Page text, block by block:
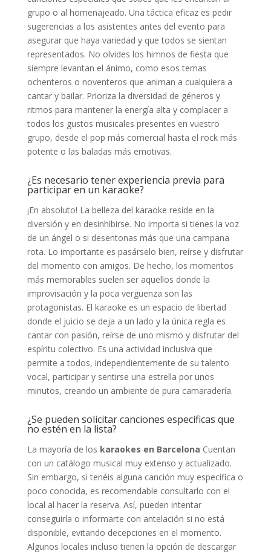
grupo o al homenajeado. Una táctica eficaz es pedir
sugerencias a los asistentes antes del evento para
asegurar que haya variedad y que todos se sientan
representados. No olvides los himnos de fiesta que
siempre levantan el ánimo, como esos temas
ochenteros o noventeros que animan a cualquiera a
cantar y bailar. Prioriza la diversidad de géneros y
ritmos para mantener la energía alta y complacer a
todos los gustos musicales presentes en vuestro
grupo, desde el pop más comercial hasta el rock más
potente o las baladas más emotivas.
¿Es necesario tener experiencia previa para
participar en un karaoke?
¡En absoluto! La belleza del karaoke reside en la
diversión y en desinhibirse. No importa si tienes la voz
de un ángel o si desentonas más que una campana
rota. Lo importante es pasárselo bien, reírse y disfrutar
del momento con amigos. De hecho, los momentos
más memorables suelen ser aquellos donde la
improvisación y la poca vergüenza son las
protagonistas. El karaoke es un espacio de libertad
donde el juicio se deja a un lado y la única regla es
cantar con pasión, reírse de uno mismo y disfrutar del
espíritu colectivo. Es una actividad inclusiva que
permite a todos, independientemente de su talento
vocal, participar y sentirse una estrella por unos
minutos, creando un ambiente de pura camaradería.
¿Se pueden solicitar canciones específicas que
no estén en la lista?
La mayoría de los karaokes en Barcelona Cuentan
con un catálogo musical muy extenso y actualizado.
Sin embargo, si tenéis alguna canción muy específica o
poco conocida, es recomendable consultarlo con el
local al hacer la reserva. Así, pueden intentar
conseguirla o informarte con antelación si no está
disponible, evitando decepciones en el momento.
Algunos locales incluso tienen la opción de descargar